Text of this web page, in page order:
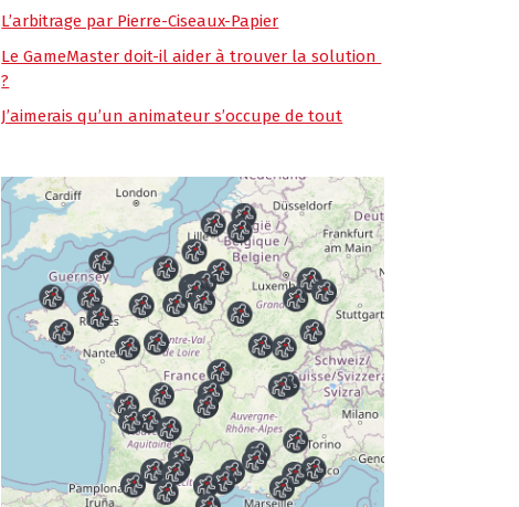
L’arbitrage par Pierre-Ciseaux-Papier
Le GameMaster doit-il aider à trouver la solution
?
J’aimerais qu’un animateur s’occupe de tout